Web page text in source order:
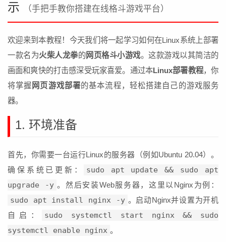
示
（手把手教你搭建在线格斗游戏平台）
欢迎来到本教程！今天我们将一起学习如何在Linux系统上部署
一款名为火柴人龙拳的网页格斗小游戏。这款游戏以其简洁的
画面和爽快的打击感深受玩家喜爱。通过本Linux部署教程，你
将掌握 网页游戏部署的基本流程，轻松搭建自己的游戏服务
器。
1. 环境准备
首先，你需要一台运行Linux的服务器（例如Ubuntu 20.04）。
确保系统已更新：
sudo apt update && sudo apt
upgrade -y 。然后安装Web服务器，这里以Nginx为例：
sudo apt install nginx -y 。启动Nginx并设置为开机
自启：
sudo systemctl start nginx && sudo
systemctl enable nginx 。